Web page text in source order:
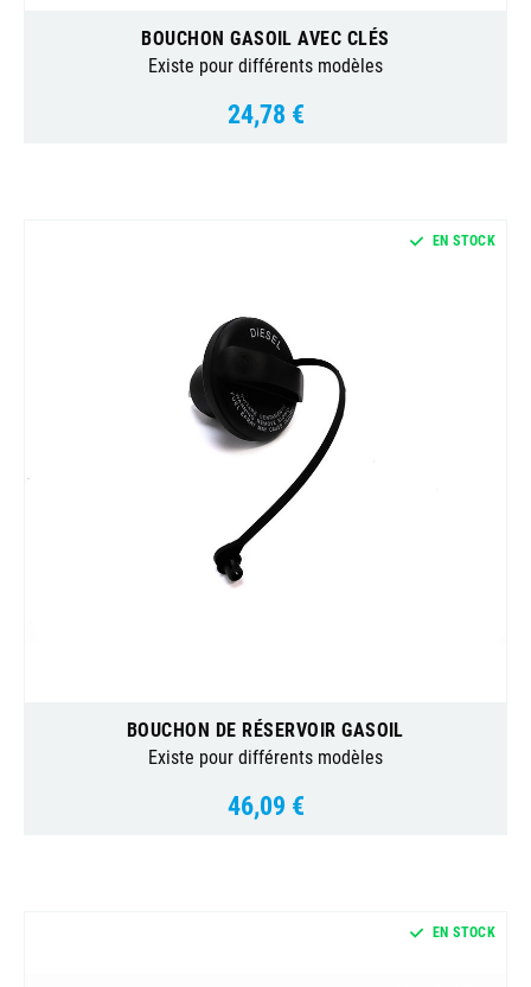
BOUCHON GASOIL AVEC CLÉS
Existe pour différents modèles
Prix
24,78 €
BOUCHON DE RÉSERVOIR GASOIL
Existe pour différents modèles
Prix
46,09 €
EN STOCK
EN STOCK